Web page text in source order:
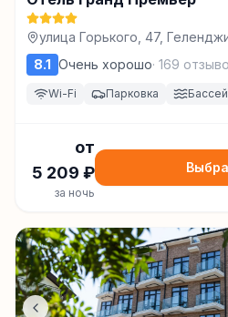
улица Горького, 47,
8.1 Очень хорошо· 169
Wi-Fi Парковка
от
5 209 ₽
за ночь